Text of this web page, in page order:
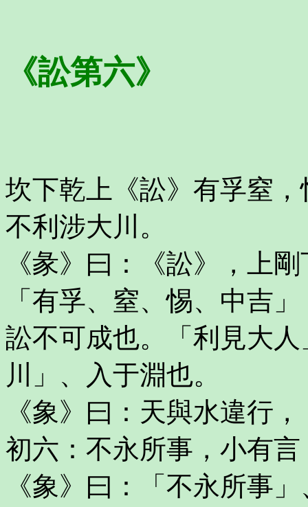
《訟第六》
坎下乾上《訟》有孚窒
不利涉大川。
《彖》曰：《訟》，上
「有孚、窒、惕、中吉
訟不可成也。「利見大
川」、入于淵也。
《象》曰：天與水違行
初六：不永所事，小有
《象》曰：「不永所事